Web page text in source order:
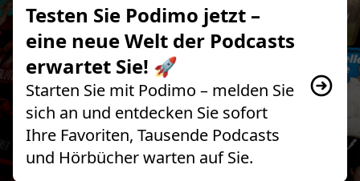
Testen Sie Podimo jetzt –
eine neue Welt der Podcasts
erwartet Sie! 🚀
Starten Sie mit Podimo – melden Sie
sich an und entdecken Sie sofort
Ihre Favoriten, Tausende Podcasts
und Hörbücher warten auf Sie.